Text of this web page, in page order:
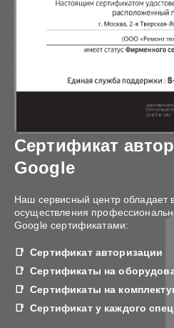
Сертификат
Google
Наш сервисный центр
осуществления
Google сертификатами:
Сертификат авторизации
Сертификаты на
Сертификаты на
Сертификат у каждого